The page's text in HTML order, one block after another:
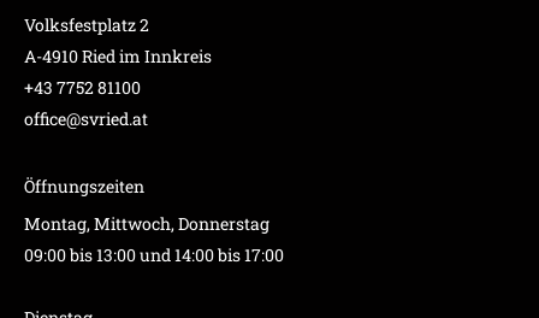
Volksfestplatz 2
A-4910 Ried im Innkreis
+43 7752 81100
office@svried.at
Öffnungszeiten
Montag, Mittwoch, Donnerstag
09:00 bis 13:00 und 14:00 bis 17:00